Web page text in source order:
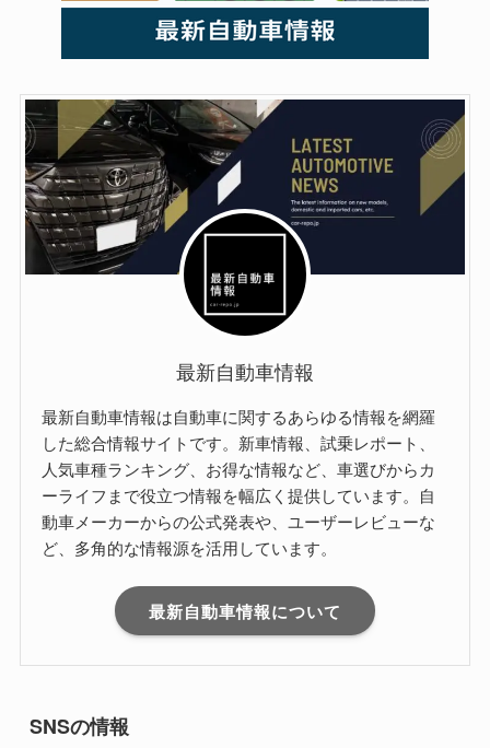
最新自動車情報
最新自動車情報は自動車に関するあらゆる情報を網羅
した総合情報サイトです。新車情報、試乗レポート、
人気車種ランキング、お得な情報など、車選びからカ
ーライフまで役立つ情報を幅広く提供しています。自
動車メーカーからの公式発表や、ユーザーレビューな
ど、多角的な情報源を活用しています。
最新自動車情報について
SNSの情報